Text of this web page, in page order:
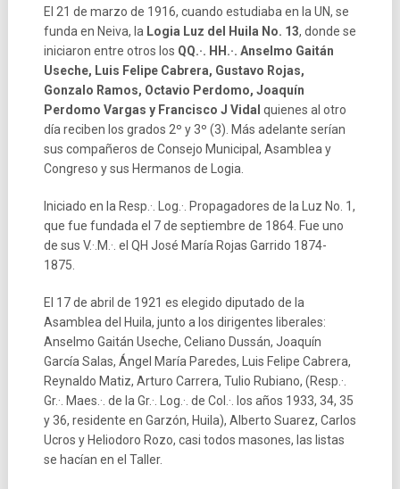
El 21 de marzo de 1916, cuando estudiaba en la UN, se
funda en Neiva, la Logia Luz del Huila No. 13, donde se
iniciaron entre otros los QQ.·. HH.·. Anselmo Gaitán
Useche, Luis Felipe Cabrera, Gustavo Rojas,
Gonzalo Ramos, Octavio Perdomo, Joaquín
Perdomo Vargas y Francisco J Vidal quienes al otro
día reciben los grados 2º y 3º (3). Más adelante serían
sus compañeros de Consejo Municipal, Asamblea y
Congreso y sus Hermanos de Logia.
Iniciado en la Resp.·. Log.·. Propagadores de la Luz No. 1,
que fue fundada el 7 de septiembre de 1864. Fue uno
de sus V.·.M.·. el QH José María Rojas Garrido 1874-
1875.
El 17 de abril de 1921 es elegido diputado de la
Asamblea del Huila, junto a los dirigentes liberales:
Anselmo Gaitán Useche, Celiano Dussán, Joaquín
García Salas, Ángel María Paredes, Luis Felipe Cabrera,
Reynaldo Matiz, Arturo Carrera, Tulio Rubiano, (Resp.·.
Gr.·. Maes.·. de la Gr.·. Log.·. de Col.·. los años 1933, 34, 35
y 36, residente en Garzón, Huila), Alberto Suarez, Carlos
Ucros y Heliodoro Rozo, casi todos masones, las listas
se hacían en el Taller.